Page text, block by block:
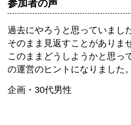
参加者の声
過去にやろうと思っていまし
そのまま見返すことがありま
このままどうしようかと思っ
の運営のヒントになりました。
企画・30代男性